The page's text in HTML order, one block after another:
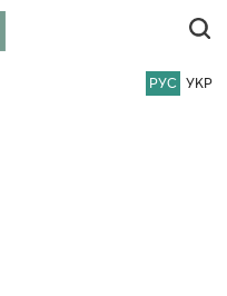
РУС УКР